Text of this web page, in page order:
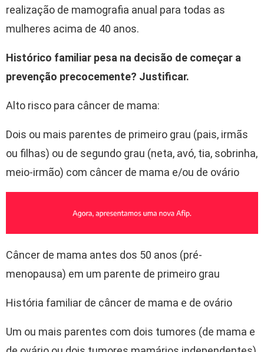
realização de mamografia anual para todas as
mulheres acima de 40 anos.
Histórico familiar pesa na decisão de começar a
prevenção precocemente? Justificar.
Alto risco para câncer de mama:
Dois ou mais parentes de primeiro grau (pais, irmãs
ou filhas) ou de segundo grau (neta, avó, tia, sobrinha,
meio-irmão) com câncer de mama e/ou de ovário
Câncer de mama antes dos 50 anos (pré-
menopausa) em um parente de primeiro grau
História familiar de câncer de mama e de ovário
Um ou mais parentes com dois tumores (de mama e